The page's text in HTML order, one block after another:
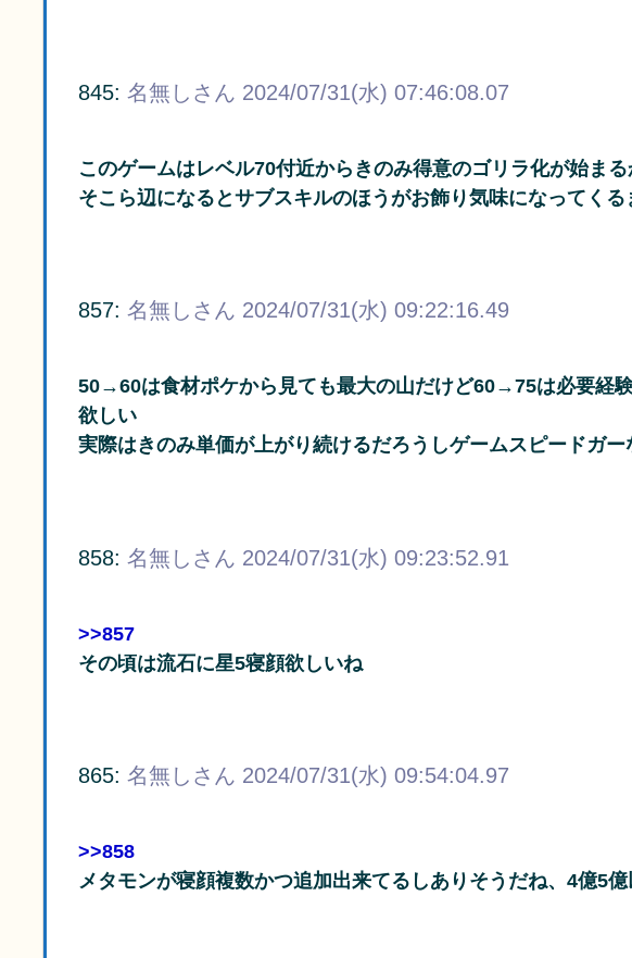
845: 名無しさん 2024/07/31(水) 07:46:08.07
このゲームはレベル70付近からきのみ得意のゴリラ化が始ま
そこら辺になるとサブスキルのほうがお飾り気味になってくる
857: 名無しさん 2024/07/31(水) 09:22:16.49
50→60は食材ポケから見ても最大の山だけど60→75は必要経
欲しい
実際はきのみ単価が上がり続けるだろうしゲームスピードガー
858: 名無しさん 2024/07/31(水) 09:23:52.91
>>857
その頃は流石に星5寝顔欲しいね
865: 名無しさん 2024/07/31(水) 09:54:04.97
>>858
メタモンが寝顔複数かつ追加出来てるしありそうだね、4億5